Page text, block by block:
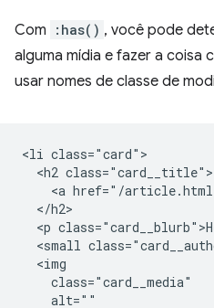
Com :has() , você pode
alguma mídia e fazer a coisa
usar nomes de classe de
<li class="card">
  <h2 class="card__title">
<a href="/
  </h2>
<p
<small
  <img
    class="card__media"
    alt=""